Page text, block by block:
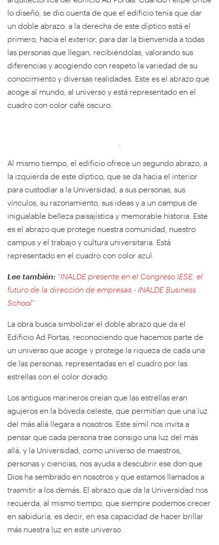
lo diseñó, se dio cuenta de que el edificio tenía que dar
un doble abrazo: a la derecha de este díptico está el
primero, hacia el exterior, para dar la bienvenida a todas
las personas que llegan, recibiéndolas, valorando sus
diferencias y acogiendo con respeto la variedad de su
conocimiento y diversas realidades. Este es el abrazo que
acoge al mundo, al universo y está representado en el
cuadro con color café oscuro.
Al mismo tiempo, el edificio ofrece un segundo abrazo, a
la izquierda de este díptico, que se da hacia el interior
para custodiar a la Universidad, a sus personas, sus
vínculos, su razonamiento, sus ideas y a un campus de
inigualable belleza paisajística y memorable historia. Este
es el abrazo que protege nuestra comunidad, nuestro
campus y el trabajo y cultura universitaria. Está
representado en el cuadro con color azul.
Lee también: "INALDE presente en el Congreso IESE: el
futuro de la dirección de empresas - INALDE Business
School"
La obra busca simbolizar el doble abrazo que da el
Edificio Ad Portas, reconociendo que hacemos parte de
un universo que acoge y protege la riqueza de cada una
de las personas, representadas en el cuadro por las
estrellas con el color dorado.
Los antiguos marineros creían que las estrellas eran
agujeros en la bóveda celeste, que permitían que una luz
del más allá llegara a nosotros. Este símil nos invita a
pensar que cada persona trae consigo una luz del más
allá, y la Universidad, como universo de maestros,
personas y ciencias, nos ayuda a descubrir ese don que
Dios ha sembrado en nosotros y que estamos llamados a
trasmitir a los demás. El abrazo que da la Universidad nos
recuerda, al mismo tiempo, que siempre podemos crecer
en sabiduría, es decir, en esa capacidad de hacer brillar
más nuestra luz en este universo.